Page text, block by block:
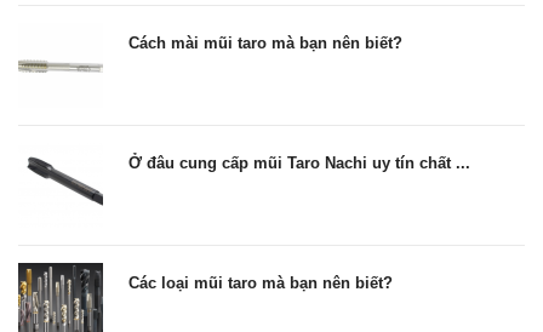
Cách mài mũi taro mà bạn nên biết?
Ở đâu cung cấp mũi Taro Nachi uy tín chất ...
Các loại mũi taro mà bạn nên biết?